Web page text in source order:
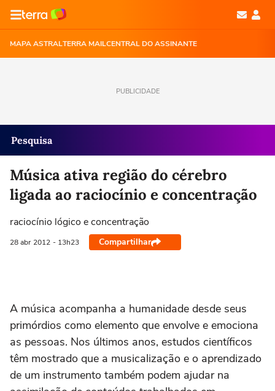
MAPA ASTRALTERRA MAILCENTRAL DO ASSINANTE
PUBLICIDADE
Pesquisa
Música ativa região do cérebro
ligada ao raciocínio e concentração
raciocínio lógico e concentração
28 abr 2012 - 13h23 Compartilhar
A música acompanha a humanidade desde seus
primórdios como elemento que envolve e emociona
as pessoas. Nos últimos anos, estudos científicos
têm mostrado que a musicalização e o aprendizado
de um instrumento também podem ajudar na